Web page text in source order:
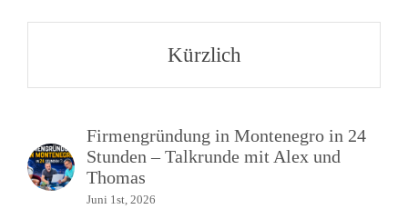
Kürzlich
Firmengründung in Montenegro in 24
Stunden – Talkrunde mit Alex und
Thomas
Juni 1st, 2026